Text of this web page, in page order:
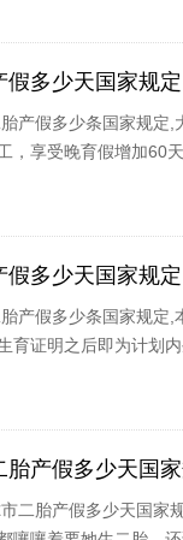
假多少天国家规
产假多少条国家规定
，享受晚育假增加60
假多少天国家规
产假多少条国家规定
育证明之后即为计划
胎产假多少天国
二胎产假多少天国家